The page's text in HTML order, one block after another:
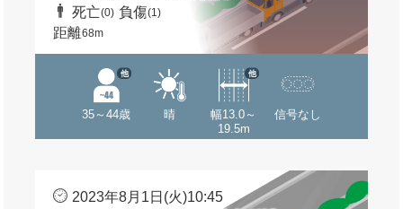
死亡(0) 負傷(1)
距離68m
35～44歳
他
晴
幅13.0～
19.5m
他
信号なし
2023年8月1日(火)10:45